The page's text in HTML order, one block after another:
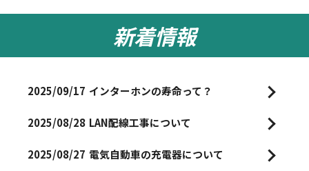
新着情報
2025/09/17 インターホンの寿命って？
2025/08/28 LAN配線工事について
2025/08/27 電気自動車の充電器について